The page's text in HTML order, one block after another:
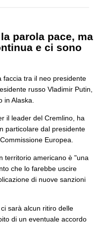
parola pace, ma
e ci sono
faccia tra il neo presidente
russo Vladimir Putin,
Alaska.
il leader del Cremlino, ha
particolare dal presidente
Europea.
territorio americano è "una
che lo farebbe uscire
di nuove sanzioni
sarà alcun ritiro delle
di un eventuale accordo